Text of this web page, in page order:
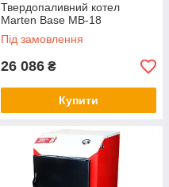
Твердопаливний котел
Marten Base MB-18
Під замовлення
26 086 ₴
Купити